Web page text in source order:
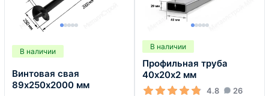
В наличии
Винтовая свая
89х250х2000 мм
В наличии
Профильная труба
40х20х2 мм
4.8 26